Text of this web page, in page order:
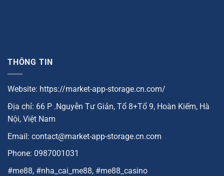
THÔNG TIN
Website: https://market-app-storage.cn.com/
Địa chỉ: 66 P .Nguyễn Tư Giản, Tổ 8+Tổ 9, Hoàn Kiếm, Hà
Nội, Việt Nam
Email: contact@market-app-storage.cn.com
Phone: 0987001031
#me88, #nha_cai_me88, #me88_casino